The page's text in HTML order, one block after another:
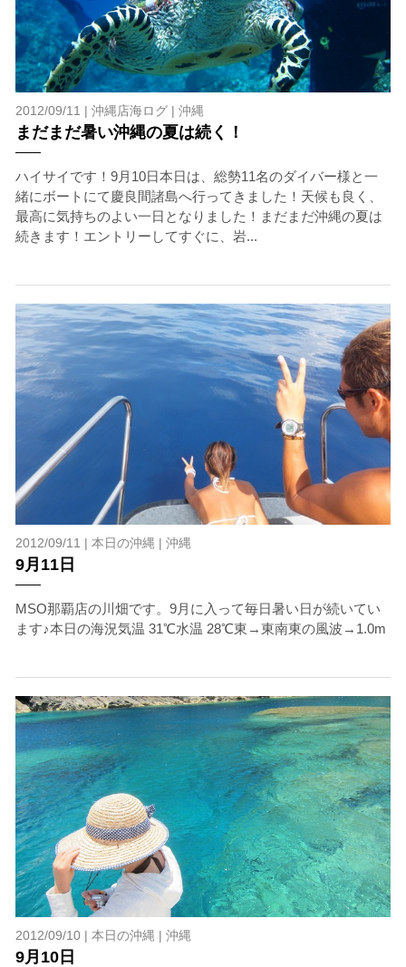
2012/09/11 | 沖縄店海ログ| 沖縄
まだまだ暑い沖縄の夏は続く！
ハイサイです！9月10日本日は、総勢11名のダイバー様と一
緒にボートにて慶良間諸島へ行ってきました！天候も良く、
最高に気持ちのよい一日となりました！まだまだ沖縄の夏は
続きます！エントリーしてすぐに、岩...
2012/09/11 | 本日の沖縄 | 沖縄
9月11日
MSO那覇店の川畑です。9月に入って毎日暑い日が続いてい
ます♪本日の海況気温 31℃水温 28℃東→東南東の風波→1.0m
2012/09/10 | 本日の沖縄 | 沖縄
9月10日